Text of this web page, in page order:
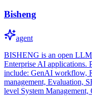
Bisheng
agent
BISHENG is an open
Enterprise AI applications.
include: GenAI workflow,
management, Evaluation,
level System